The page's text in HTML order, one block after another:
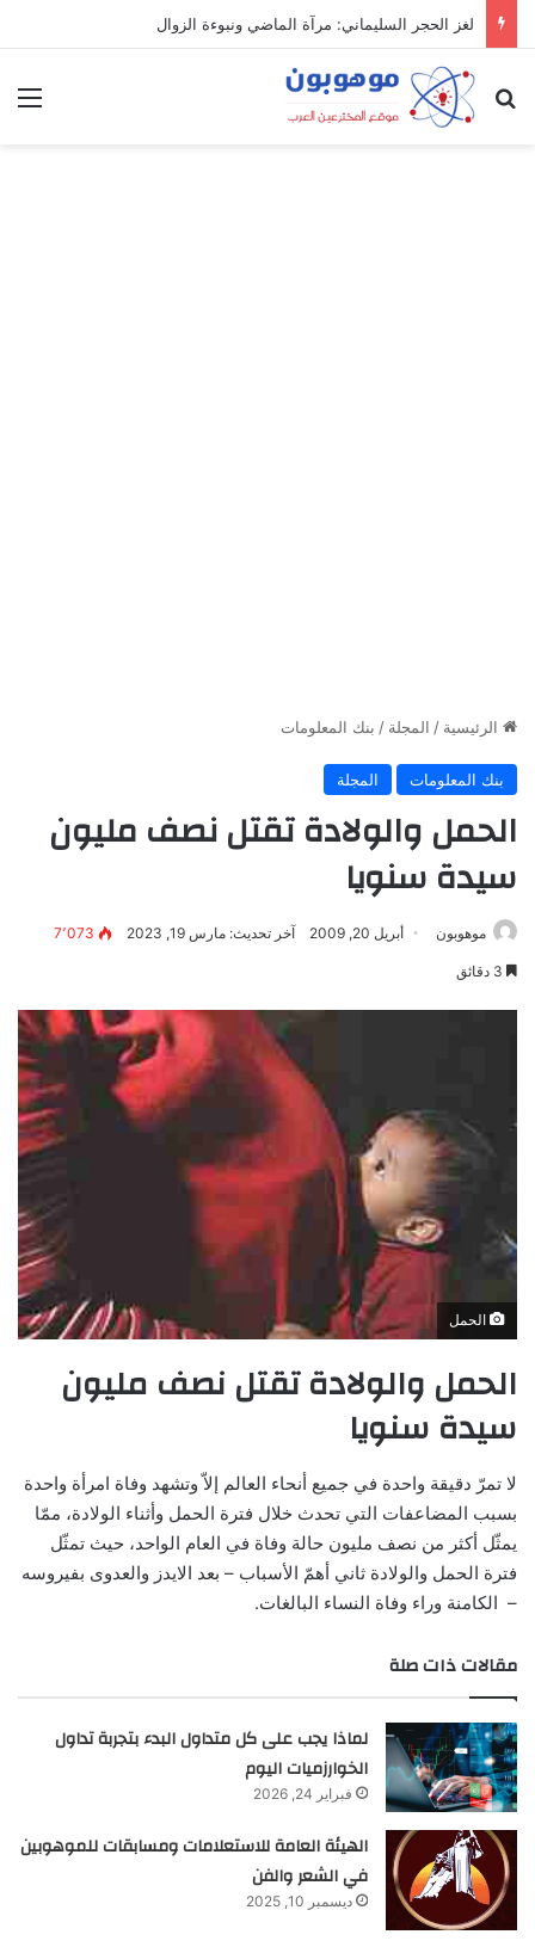
لغز الحجر السليماني: مرآة الماضي ونبوءة الزوال
بحث عن
الرئيسية / المجلة / بنك المعلومات
بنك المعلومات المجلة
الحمل والولادة تقتل نصف مليون
سيدة سنويا
موهوبون أبريل 20, 2009 آخر تحديث: مارس 19, 2023 7٬073
الحمل
الحمل والولادة تقتل نصف مليون
سيدة سنويا
لا تمرّ دقيقة واحدة في جميع أنحاء العالم إلاّ وتشهد وفاة امرأة واحدة
بسبب المضاعفات التي تحدث خلال فترة الحمل وأثناء الولادة، ممّا
يمثّل أكثر من نصف مليون حالة وفاة في العام الواحد، حيث تمثّل
فترة الحمل والولادة ثاني أهمّ الأسباب – بعد الايدز والعدوى بفيروسه
– الكامنة وراء وفاة النساء البالغات.
مقالات ذات صلة
لماذا يجب على كل متداول البدء بتجربة تداول
الخوارزميات اليوم
فبراير 24, 2026
الهيئة العامة للاستعلامات ومسابقات للموهوبين
في الشعر والفن
ديسمبر 10, 2025